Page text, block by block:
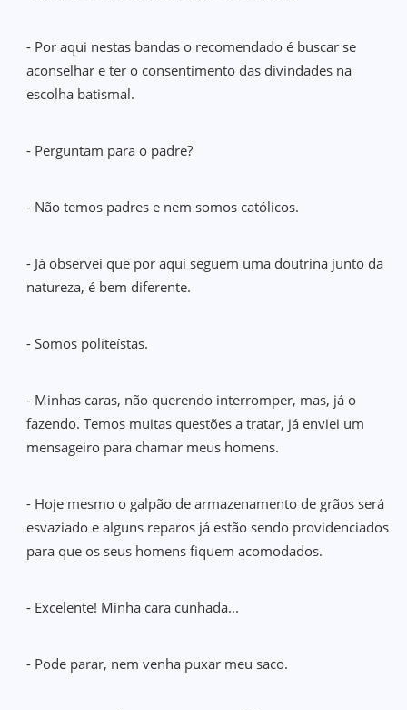
- Por aqui nestas bandas o recomendado é buscar se
aconselhar e ter o consentimento das divindades na
escolha batismal.
- Perguntam para o padre?
- Não temos padres e nem somos católicos.
- Já observei que por aqui seguem uma doutrina junto da
natureza, é bem diferente.
- Somos politeístas.
- Minhas caras, não querendo interromper, mas, já o
fazendo. Temos muitas questões a tratar, já enviei um
mensageiro para chamar meus homens.
- Hoje mesmo o galpão de armazenamento de grãos será
esvaziado e alguns reparos já estão sendo providenciados
para que os seus homens fiquem acomodados.
- Excelente! Minha cara cunhada...
- Pode parar, nem venha puxar meu saco.